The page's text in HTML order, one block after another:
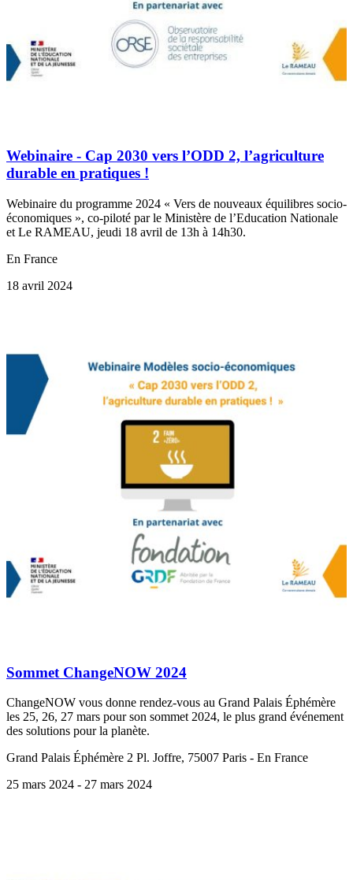
Webinaire - Cap 2030 vers l’ODD 2, l’agriculture
durable en pratiques !
Webinaire du programme 2024 « Vers de nouveaux équilibres socio-
économiques », co-piloté par le Ministère de l’Education Nationale
et Le RAMEAU, jeudi 18 avril de 13h à 14h30.
En France
18 avril 2024
Sommet ChangeNOW 2024
ChangeNOW vous donne rendez-vous au Grand Palais Éphémère
les 25, 26, 27 mars pour son sommet 2024, le plus grand événement
des solutions pour la planète.
Grand Palais Éphémère 2 Pl. Joffre, 75007 Paris - En France
25 mars 2024 - 27 mars 2024